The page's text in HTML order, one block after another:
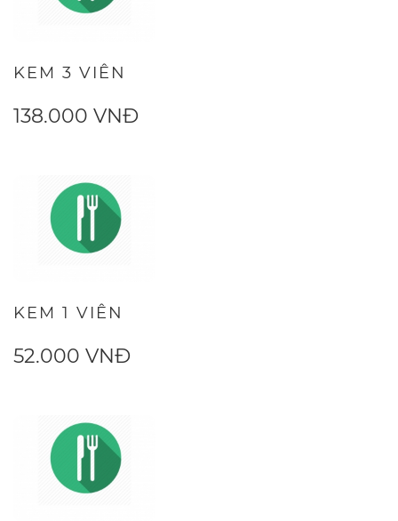
KEM 3 VIÊN
138.000 VNĐ
KEM 1 VIÊN
52.000 VNĐ